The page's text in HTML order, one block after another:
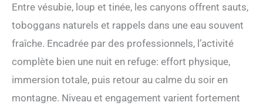
Entre vésubie, loup et tinée, les canyons offrent sauts,
toboggans naturels et rappels dans une eau souvent
fraîche. Encadrée par des professionnels, l’activité
complète bien une nuit en refuge: effort physique,
immersion totale, puis retour au calme du soir en
montagne. Niveau et engagement varient fortement